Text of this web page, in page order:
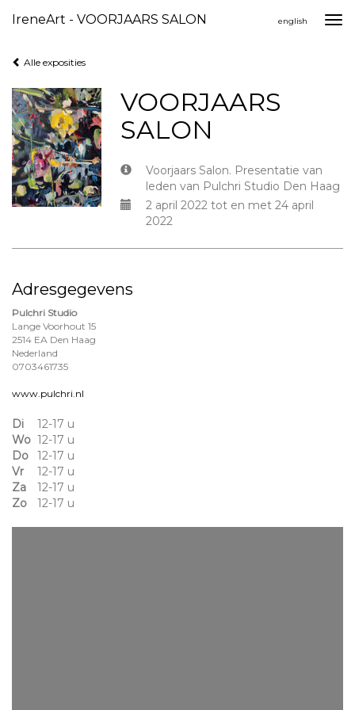
IreneArt - VOORJAARS SALON english
Alle exposities
VOORJAARS
SALON
Voorjaars Salon. Presentatie van
leden van Pulchri Studio Den Haag
2 april 2022 tot en met 24 april
2022
Adresgegevens
Pulchri Studio
Lange Voorhout 15
2514 EA Den Haag
Nederland
0703461735
www.pulchri.nl
Di
12-17 u
Wo 12-17 u
Do
12-17 u
Vr
12-17 u
Za
12-17 u
Zo
12-17 u